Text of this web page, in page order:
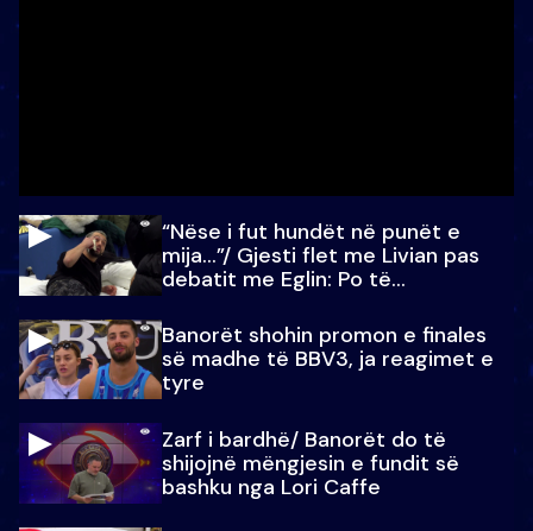
“Nëse i fut hundët në punët e
mija…”/ Gjesti flet me Livian pas
debatit me Eglin: Po të
Banorët shohin promon e finales
së madhe të BBV3, ja reagimet e
tyre
Zarf i bardhë/ Banorët do të
shijojnë mëngjesin e fundit së
bashku nga Lori Caffe